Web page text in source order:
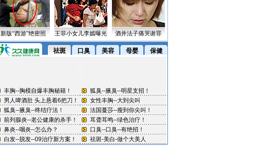
新版“西游”绝密照 王菲小女儿李嫣曝光 酒井法子痛哭谢罪